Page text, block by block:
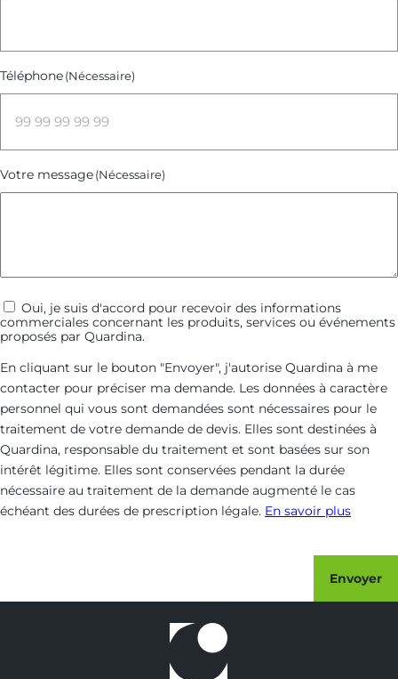
Téléphone(Nécessaire)
Votre message(Nécessaire)
Communications
commerciales
Oui, je suis d'accord pour recevoir des informations
commerciales concernant les produits, services ou événements
proposés par Quardina.
En cliquant sur le bouton "Envoyer", j'autorise Quardina à me
contacter pour préciser ma demande. Les données à caractère
personnel qui vous sont demandées sont nécessaires pour le
traitement de votre demande de devis. Elles sont destinées à
Quardina, responsable du traitement et sont basées sur son
intérêt légitime. Elles sont conservées pendant la durée
nécessaire au traitement de la demande augmenté le cas
échéant des durées de prescription légale. En savoir plus
Envoyer